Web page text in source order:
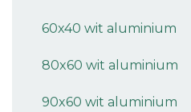
60x40 wit aluminium
80x60 wit aluminium
90x60 wit aluminium